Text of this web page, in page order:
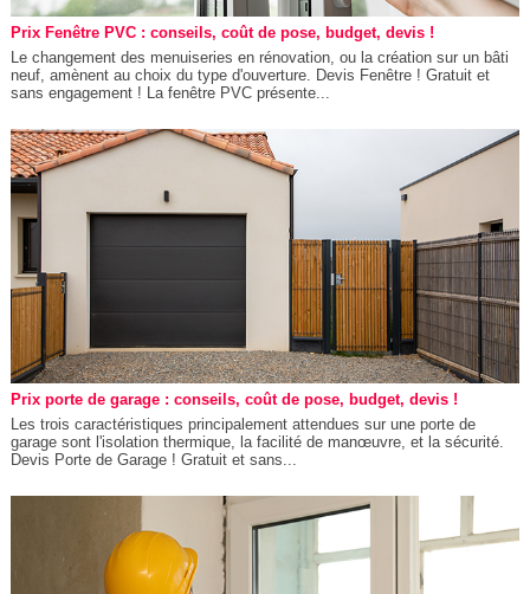
Prix Fenêtre PVC : conseils, coût de pose, budget, devis !
Le changement des menuiseries en rénovation, ou la création sur un bâti
neuf, amènent au choix du type d'ouverture. Devis Fenêtre ! Gratuit et
sans engagement ! La fenêtre PVC présente...
Prix porte de garage : conseils, coût de pose, budget, devis !
Les trois caractéristiques principalement attendues sur une porte de
garage sont l'isolation thermique, la facilité de manœuvre, et la sécurité.
Devis Porte de Garage ! Gratuit et sans...